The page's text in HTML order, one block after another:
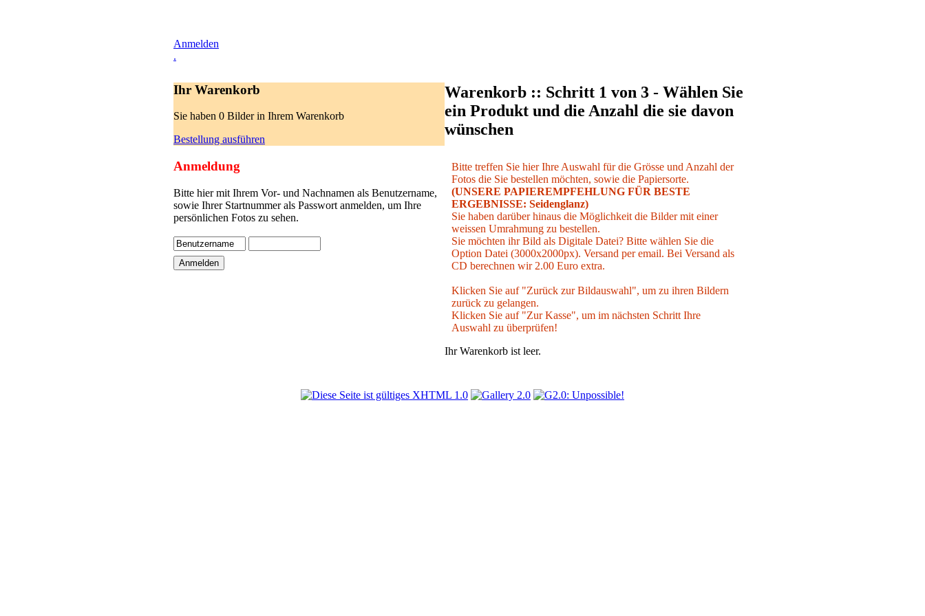
Anmelden
.
Ihr Warenkorb
Sie haben 0 Bilder in Ihrem Warenkorb
Bestellung ausführen
Anmeldung
Bitte hier mit Ihrem Vor- und Nachnamen als Benutzername,
sowie Ihrer Startnummer als Passwort anmelden, um Ihre
persönlichen Fotos zu sehen.
Warenkorb :: Schritt 1 von 3 - Wählen Sie
ein Produkt und die Anzahl die sie davon
wünschen
Bitte treffen Sie hier Ihre Auswahl für die Grösse und Anzahl der
Fotos die Sie bestellen möchten, sowie die Papiersorte.
(UNSERE PAPIEREMPFEHLUNG FÜR BESTE
ERGEBNISSE: Seidenglanz)
Sie haben darüber hinaus die Möglichkeit die Bilder mit einer
weissen Umrahmung zu bestellen.
Sie möchten ihr Bild als Digitale Datei? Bitte wählen Sie die
Option Datei (3000x2000px). Versand per email. Bei Versand als
CD berechnen wir 2.00 Euro extra.
Klicken Sie auf "Zurück zur Bildauswahl", um zu ihren Bildern
zurück zu gelangen.
Klicken Sie auf "Zur Kasse", um im nächsten Schritt Ihre
Auswahl zu überprüfen!
Ihr Warenkorb ist leer.